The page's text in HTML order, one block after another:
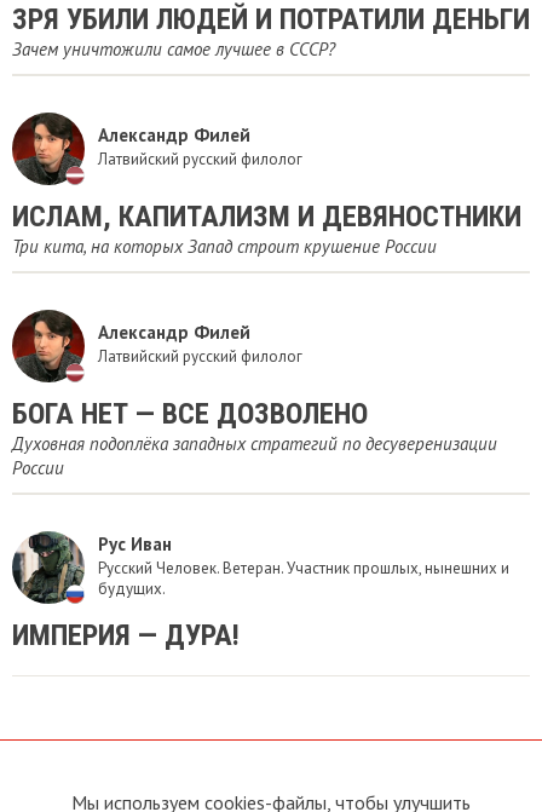
ЗРЯ УБИЛИ ЛЮДЕЙ И ПОТРАТИЛИ ДЕНЬГИ
Зачем уничтожили самое лучшее в СССР?
Александр Филей
Латвийский русский филолог
ИСЛАМ, КАПИТАЛИЗМ И ДЕВЯНОСТНИКИ
Три кита, на которых Запад строит крушение России
Александр Филей
Латвийский русский филолог
БОГА НЕТ — ВСЕ ДОЗВОЛЕНО
Духовная подоплёка западных стратегий по десуверенизации
России
Рус Иван
Русский Человек. Ветеран. Участник прошлых, нынешних и
будущих.
ИМПЕРИЯ — ДУРА!
О сайте Прямая связь с
Мы используем cookies-файлы, чтобы улучшить